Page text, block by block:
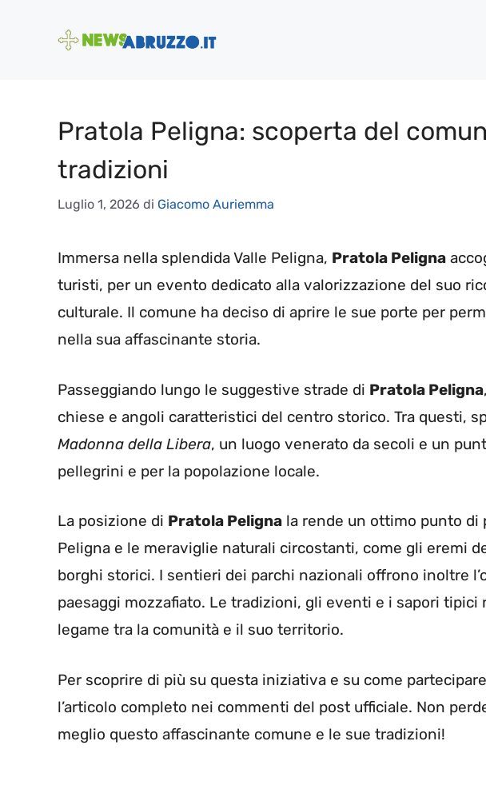
Pratola Peligna: scoperta del
tradizioni
Luglio 1, 2026 di Giacomo Auriemma
Immersa nella splendida Valle Peligna, Pratola Peligna
turisti, per un evento dedicato alla valorizzazione del suo
culturale. Il comune ha deciso di aprire le sue porte per
nella sua affascinante storia.
Passeggiando lungo le suggestive strade di Pratola Peligna
chiese e angoli caratteristici del centro storico. Tra questi,
Madonna della Libera, un luogo venerato da secoli e un
pellegrini e per la popolazione locale.
La posizione di Pratola Peligna la rende un ottimo punto di
Peligna e le meraviglie naturali circostanti, come gli eremi
borghi storici. I sentieri dei parchi nazionali offrono inoltre
paesaggi mozzafiato. Le tradizioni, gli eventi e i sapori tipici
legame tra la comunità e il suo territorio.
Per scoprire di più su questa iniziativa e su come
l’articolo completo nei commenti del post ufficiale. Non
meglio questo affascinante comune e le sue tradizioni!